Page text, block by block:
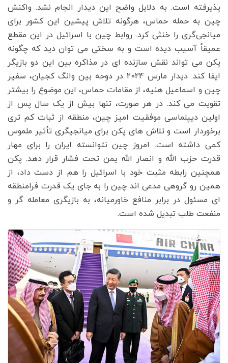
پذیرفته است. به دلایل واضح این دیدار انجام نشد. واکنش
چین به حمله حماس، هرگونه تلاش پیشین این کشور برای
میانجی‌گری را خنثی کرد. روابط چین با اسرائیل در این مقطع
عمیقاً آسیب دیده است و به سختی می توان دید که چگونه
پکن می تواند نقش سازنده ای در مذاکره بین این دو بازیگر
ایفا کند. دیدار مارس 2024 در دوحه بین وانگ کجیان، سفیر
چین و اسماعیل هنیه، از مقامات حماس، این موضوع را بیشتر
تقویت می کند. در هر صورت، تنها بیش از یک سال پس از
اولین دیپلماسی موفقیت امیز چین، منطقه از ثبات کم تری
برخوردار است و تلاش های پکن برای میانجیگری تأثیر ملموس
کمی داشته است. امروز چین نتوانسته ایران را برای مهار
قدرت حزب الله و انصار الله یمن تحت فشار قرار دهد. پکن
همچنین رابطه مثبت خود با اسرائیل را هم از دست داد، از
همین رو گروهی مدعی اند چین را به جای یک قدرت فرامنطقه
ای مسئول در برابر منافع خاورمیانه، به بازیگری معامله گر و
منفعت طلب تبدیل شده است.